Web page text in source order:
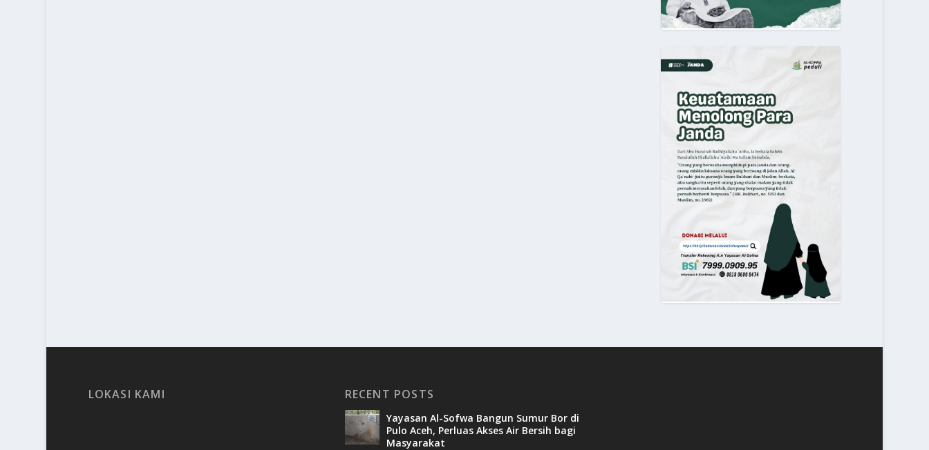
LOKASI KAMI RECENT POSTS
Yayasan Al-Sofwa Bangun Sumur Bor di
Pulo Aceh, Perluas Akses Air Bersih bagi
Masyarakat